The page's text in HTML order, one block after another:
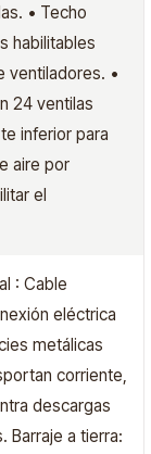
• Techo
habilitables
ventiladores. •
24 ventilas
inferior para
aire por
el
: Cable
eléctrica
metálicas
corriente,
descargas
Barraje a tierra: